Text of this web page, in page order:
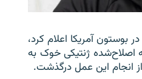
آمریکا اعلام کرد،
اصلاح‌شده ژنتیکی خوک به
انجام این عمل درگذشت.